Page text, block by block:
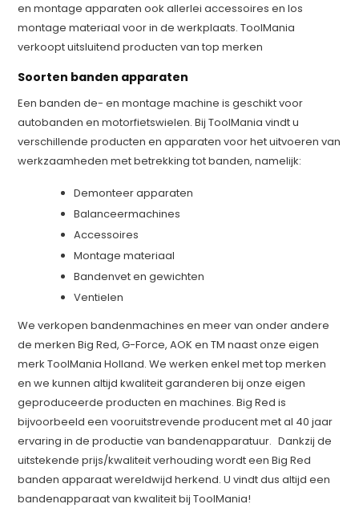
en montage apparaten ook allerlei accessoires en los
montage materiaal voor in de werkplaats. ToolMania
verkoopt uitsluitend producten van top merken
Soorten banden apparaten
Een banden de- en montage machine is geschikt voor
autobanden en motorfietswielen. Bij ToolMania vindt u
verschillende producten en apparaten voor het uitvoeren van
werkzaamheden met betrekking tot banden, namelijk:
Demonteer apparaten
Balanceermachines
Accessoires
Montage materiaal
Bandenvet en gewichten
Ventielen
We verkopen bandenmachines en meer van onder andere
de merken Big Red, G-Force, AOK en TM naast onze eigen
merk ToolMania Holland. We werken enkel met top merken
en we kunnen altijd kwaliteit garanderen bij onze eigen
geproduceerde producten en machines. Big Red is
bijvoorbeeld een vooruitstrevende producent met al 40 jaar
ervaring in de productie van bandenapparatuur. Dankzij de
uitstekende prijs/kwaliteit verhouding wordt een Big Red
banden apparaat wereldwijd herkend. U vindt dus altijd een
bandenapparaat van kwaliteit bij ToolMania!